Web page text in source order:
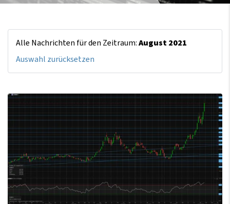
Alle Nachrichten für den Zeitraum:August 2021
Auswahl zurücksetzen